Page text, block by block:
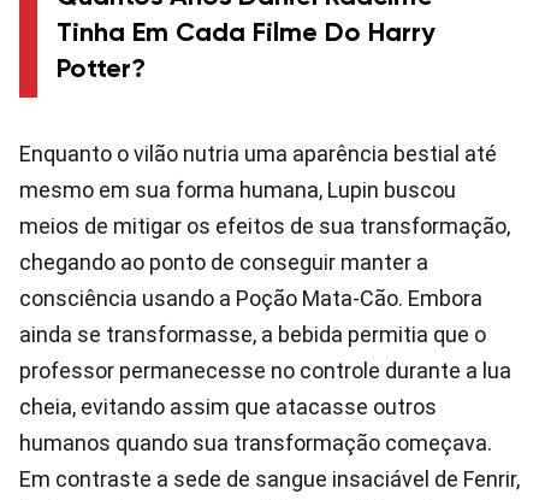
Tinha Em Cada Filme Do Harry
Potter?
Enquanto o vilão nutria uma aparência bestial até
mesmo em sua forma humana, Lupin buscou
meios de mitigar os efeitos de sua transformação,
chegando ao ponto de conseguir manter a
consciência usando a Poção Mata-Cão. Embora
ainda se transformasse, a bebida permitia que o
professor permanecesse no controle durante a lua
cheia, evitando assim que atacasse outros
humanos quando sua transformação começava.
Em contraste a sede de sangue insaciável de Fenrir,